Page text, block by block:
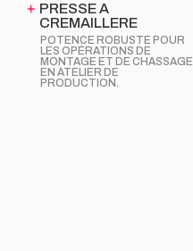
PRESSE A
CREMAILLERE
POTENCE ROBUSTE POUR
LES OPÉRATIONS DE
MONTAGE ET DE CHASSAGE
EN ATELIER DE
PRODUCTION.